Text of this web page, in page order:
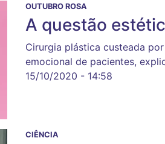
OUTUBRO ROSA
A questão
Cirurgia plástica custeada
emocional de pacientes,
15/10/2020 - 14:58
CIÊNCIA